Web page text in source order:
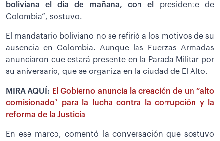
boliviana el día de mañana, con el presidente de
Colombia”, sostuvo.
El mandatario boliviano no se refirió a los motivos de su
ausencia en Colombia. Aunque las Fuerzas Armadas
anunciaron que estará presente en la Parada Militar por
su aniversario, que se organiza en la ciudad de El Alto.
MIRA AQUÍ: El Gobierno anuncia la creación de un “alto
comisionado” para la lucha contra la corrupción y la
reforma de la Justicia
En ese marco, comentó la conversación que sostuvo